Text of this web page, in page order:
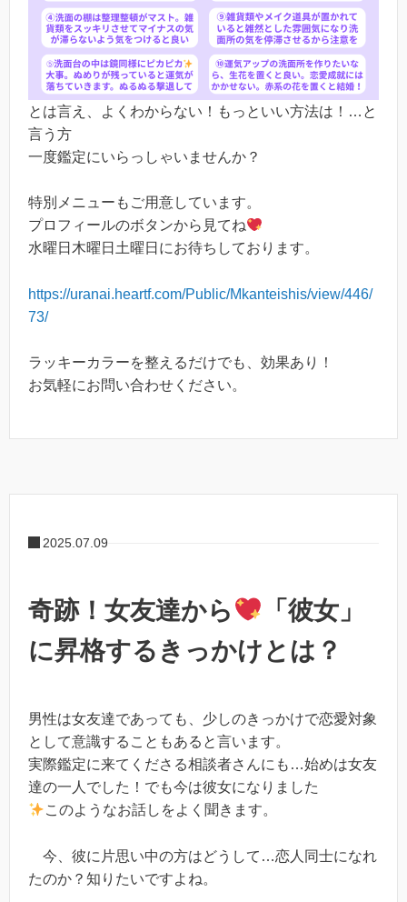
とは言え、よくわからない！もっといい方法は！…と
言う方
一度鑑定にいらっしゃいませんか？
特別メニューもご用意しています。
プロフィールのボタンから見てね
水曜日木曜日土曜日にお待ちしております。
https://uranai.heartf.com/Public/Mkanteishis/view/446/
73/
ラッキーカラーを整えるだけでも、効果あり！
お気軽にお問い合わせください。
2025.07.09
奇跡！女友達から
「彼女」
に昇格するきっかけとは？
男性は女友達であっても、少しのきっかけで恋愛対象
として意識することもあると言います。
実際鑑定に来てくださる相談者さんにも…始めは女友
達の一人でした！でも今は彼女になりました
このようなお話しをよく聞きます。
今、彼に片思い中の方はどうして…恋人同士になれ
たのか？知りたいですよね。